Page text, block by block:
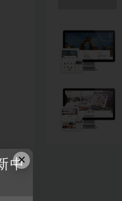
×
中